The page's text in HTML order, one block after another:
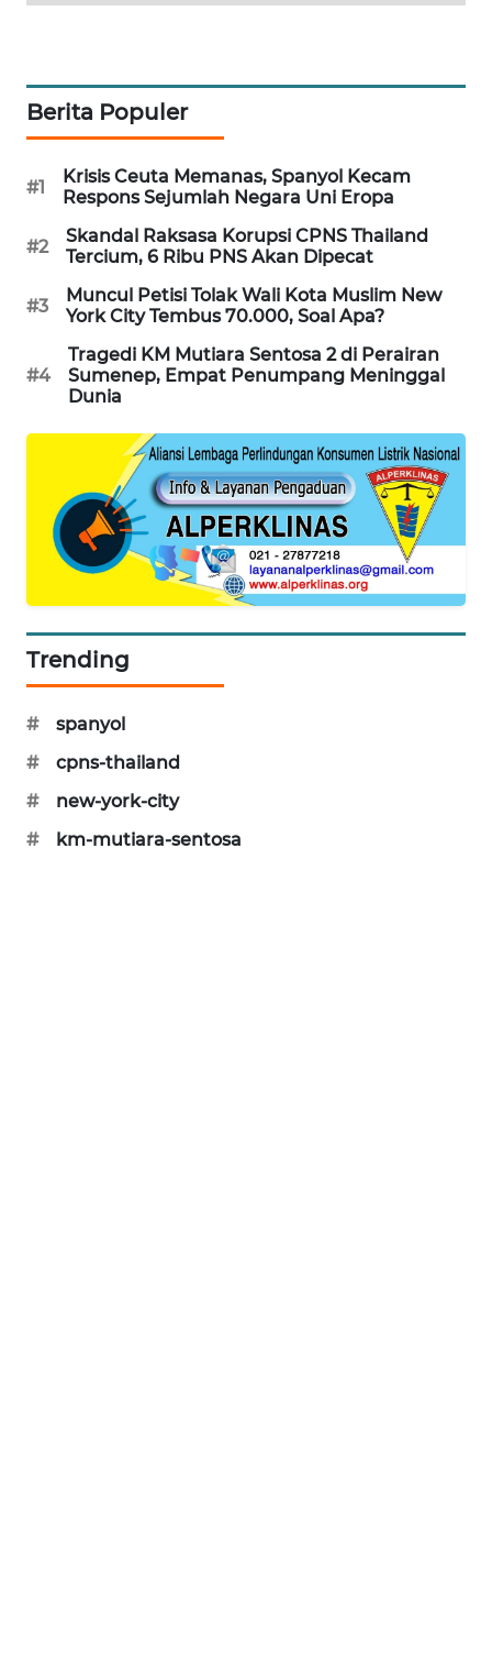
Berita Populer
#1
Krisis Ceuta Memanas, Spanyol Kecam
Respons Sejumlah Negara Uni Eropa
#2
Skandal Raksasa Korupsi CPNS Thailand
Tercium, 6 Ribu PNS Akan Dipecat
#3
Muncul Petisi Tolak Wali Kota Muslim New
York City Tembus 70.000, Soal Apa?
#4
Tragedi KM Mutiara Sentosa 2 di Perairan
Sumenep, Empat Penumpang Meninggal
Dunia
Trending
#
spanyol
#
cpns-thailand
#
new-york-city
#
km-mutiara-sentosa
PERAPKI
NEWS
SONYA
ASA
NEWS